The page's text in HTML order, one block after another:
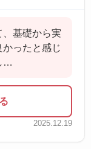
基礎から実
ったと感じ
…
2025.12.19